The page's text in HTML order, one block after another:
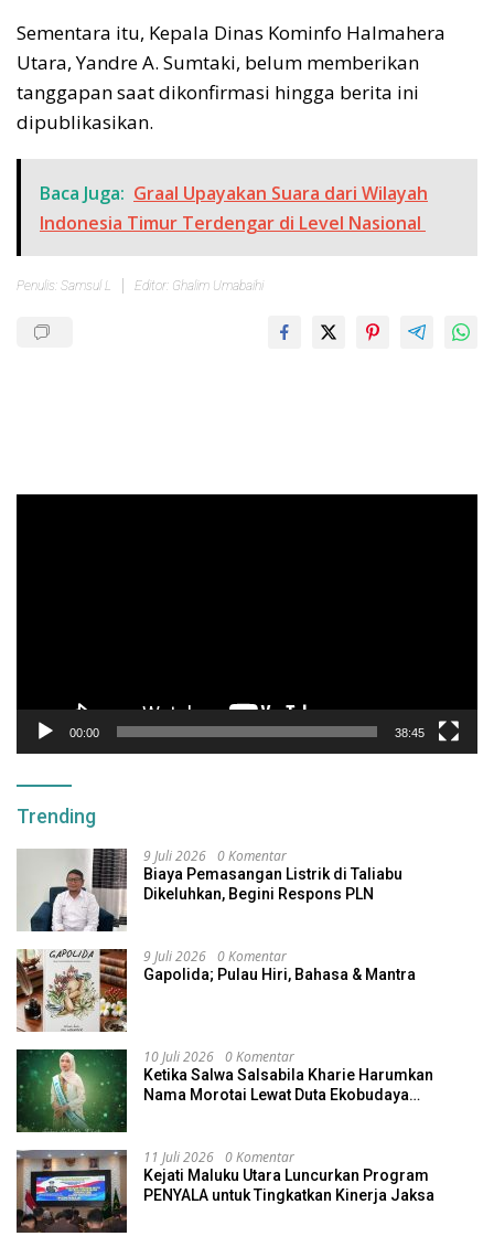
Sementara itu, Kepala Dinas Kominfo Halmahera
Utara, Yandre A. Sumtaki, belum memberikan
tanggapan saat dikonfirmasi hingga berita ini
dipublikasikan.
Baca Juga: Graal Upayakan Suara dari Wilayah
Indonesia Timur Terdengar di Level Nasional
Penulis: Samsul L Editor: Ghalim Umabaihi
00:00 38:45
Trending
9 Juli 2026 0 Komentar
Biaya Pemasangan Listrik di Taliabu
Dikeluhkan, Begini Respons PLN
9 Juli 2026 0 Komentar
Gapolida; Pulau Hiri, Bahasa & Mantra
10 Juli 2026 0 Komentar
Ketika Salwa Salsabila Kharie Harumkan
Nama Morotai Lewat Duta Ekobudaya
11 Juli 2026 0 Komentar
Kejati Maluku Utara Luncurkan Program
PENYALA untuk Tingkatkan Kinerja Jaksa